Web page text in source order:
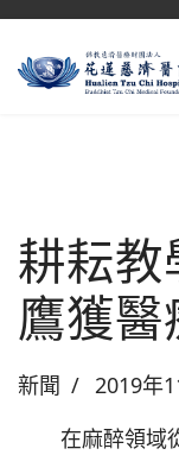
耕耘
鷹獲
新聞 2019年
在麻醉領域從